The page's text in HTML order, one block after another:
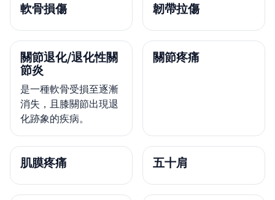
軟骨損傷 韌帶拉傷
關節退化/退化性關
節炎
是一種軟骨受損至逐漸
消失，且膝關節出現退
化跡象的疾病。
關節疼痛
肌膜疼痛 五十肩